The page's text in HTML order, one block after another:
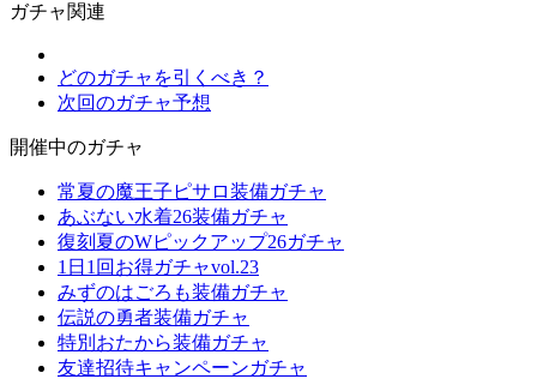
ガチャ関連
どのガチャを引くべき？
次回のガチャ予想
開催中のガチャ
常夏の魔王子ピサロ装備ガチャ
あぶない水着26装備ガチャ
復刻夏のWピックアップ26ガチャ
1日1回お得ガチャvol.23
みずのはごろも装備ガチャ
伝説の勇者装備ガチャ
特別おたから装備ガチャ
友達招待キャンペーンガチャ